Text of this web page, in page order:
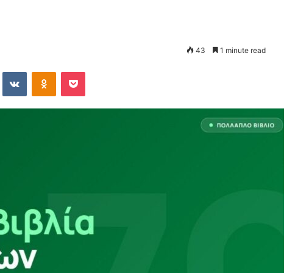
43 1 minute read
VKontakteOdnoklassniki
Pocket